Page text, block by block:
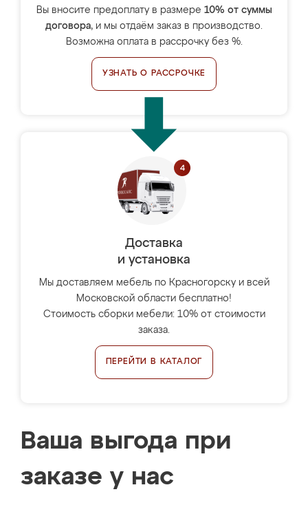
Вы вносите предоплату в размере 10% от суммы
договора, и мы отдаём заказ в производство.
Возможна оплата в рассрочку без %.
УЗНАТЬ О РАССРОЧКЕ
Доставка
и установка
Мы доставляем мебель по Красногорску и всей
Московской области бесплатно!
Стоимость сборки мебели: 10% от стоимости
заказа.
ПЕРЕЙТИ В КАТАЛОГ
Ваша выгода при
заказе у нас